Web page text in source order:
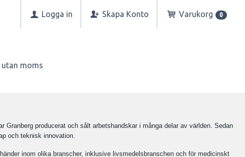
Logga in Skapa Konto Varukorg 0
utan moms
producerat och sålt arbetshandskar i många delar av världen. Sedan
och teknisk innovation.
inom olika branscher, inklusive livsmedelsbranschen och för medicinskt